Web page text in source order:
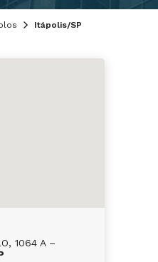
Itápolis/SP
1064 A –